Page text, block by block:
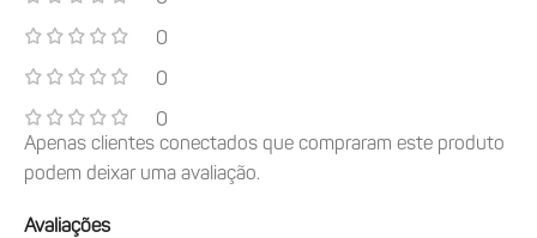
0
0
0
Avaliações
Apenas clientes conectados que compraram este produto
podem deixar uma avaliação.